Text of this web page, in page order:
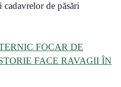
cadavrelor de păsări
FOCAR DE
FACE RAVAGII ÎN